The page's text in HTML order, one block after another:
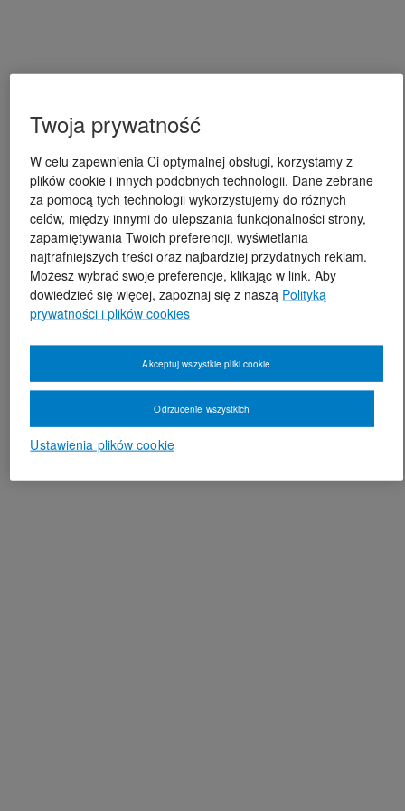
Twoja prywatność
W celu zapewnienia Ci optymalnej obsługi, korzystamy z
plików cookie i innych podobnych technologii. Dane zebrane
za pomocą tych technologii wykorzystujemy do różnych
celów, między innymi do ulepszania funkcjonalności strony,
zapamiętywania Twoich preferencji, wyświetlania
najtrafniejszych treści oraz najbardziej przydatnych reklam.
Możesz wybrać swoje preferencje, klikając w link. Aby
dowiedzieć się więcej, zapoznaj się z naszą Polityką
prywatności i plików cookies
Ustawienia plików cookie
Odrzucenie wszystkich
Akceptuj wszystkie pliki cookie